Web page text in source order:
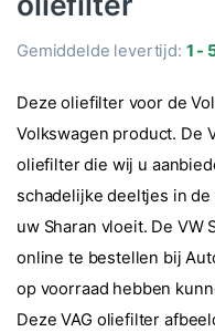
Gemiddelde levertijd: 1 -
Deze oliefilter voor de
Volkswagen product. De
oliefilter die wij u
schadelijke deeltjes in
uw Sharan vloeit. De VW
online te bestellen bij
op voorraad hebben
Deze VAG oliefilter